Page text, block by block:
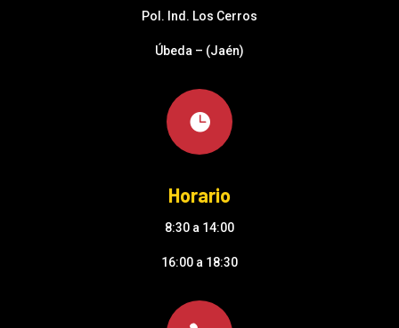
Pol. Ind. Los Cerros
Úbeda – (Jaén)

Horario
8:30 a 14:00
16:00 a 18:30